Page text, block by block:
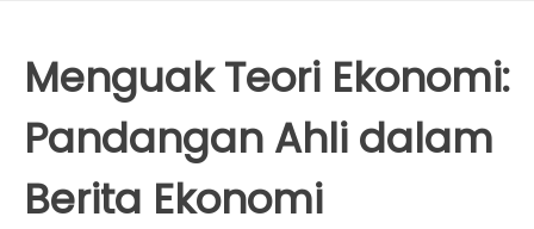
Menguak Teori Ekonomi:
Pandangan Ahli dalam
Berita Ekonomi